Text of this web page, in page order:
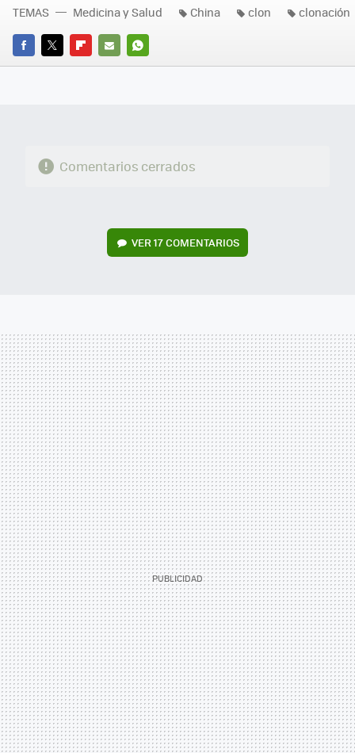
FACEBOOK
TWITTERFLIPBOARD
E-
WHATSAPP
TEMAS Medicina y Salud China clon clonación
Comentarios cerrados
VER17 COMENTARIOS